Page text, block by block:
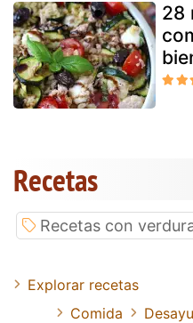
28
Recetas
Recetas con
Explorar recetas
Comida